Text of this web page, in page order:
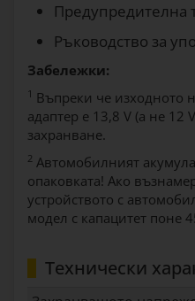
Предупредителна
Ръководство за
Забележки:
1 Въпреки че изходното
адаптер е 13,8 V (а не 12
захранване.
2 Автомобилният
опаковката! Ако
устройството с
модел с капацитет поне
Технически